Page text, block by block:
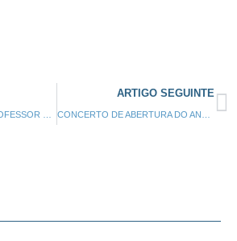
ARTIGO SEGUINTE